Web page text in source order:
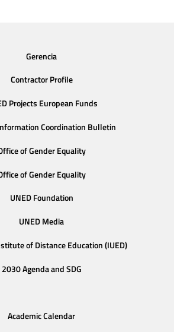
Gerencia
Contractor Profile
Projects European Funds
Coordination Bulletin
of Gender Equality
of Gender Equality
UNED Foundation
UNED Media
of Distance Education (IUED)
2030 Agenda and SDG
Academic Calendar